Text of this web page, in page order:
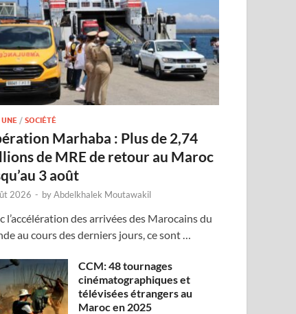
/SOCIÉTÉ
Marhaba : Plus de 2,74
de MRE de retour au Maroc
3 août
2026 - byAbdelkhalek Moutawakil
l’accélération des arrivées des Marocains du
au cours des derniers jours, ce sont …
CCM: 48 tournages
cinématographiques et
télévisées étrangers au
Maroc en 2025